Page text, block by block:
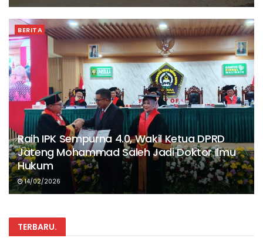
BERITA
Raih IPK Sempurna 4.0, Wakil Ketua DPRD
Jateng Mohammad Saleh Jadi Doktor Ilmu
Hukum
14/02/2026
TERBARU.